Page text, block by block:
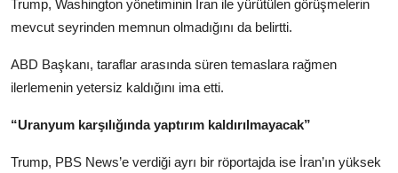
Trump, Washington yönetiminin İran ile yürütülen görüşmelerin
mevcut seyrinden memnun olmadığını da belirtti.
ABD Başkanı, taraflar arasında süren temaslara rağmen
ilerlemenin yetersiz kaldığını ima etti.
“Uranyum karşılığında yaptırım kaldırılmayacak”
Trump, PBS News’e verdiği ayrı bir röportajda ise İran’ın yüksek